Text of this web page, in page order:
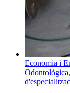
Economia i